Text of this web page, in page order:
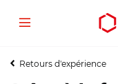
Aller
contenu
Aller
menu
Ouvrir
outils
Menu
Retours d'expérience